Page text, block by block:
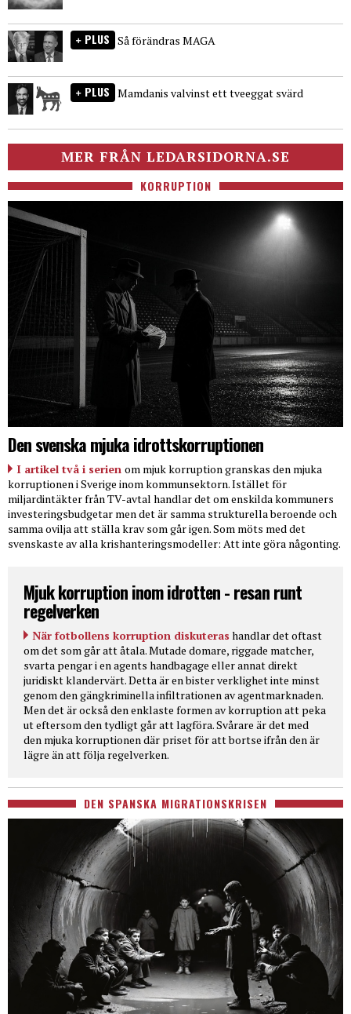
PLUS Så förändras MAGA
PLUS Mamdanis valvinst ett tveeggat svärd
MER FRÅN LEDARSIDORNA.SE
KORRUPTION
Den svenska mjuka idrottskorruptionen
I artikel två i serien om mjuk korruption granskas den mjuka
korruptionen i Sverige inom kommunsektorn. Istället för
miljardintäkter från TV-avtal handlar det om enskilda kommuners
investeringsbudgetar men det är samma strukturella beroende och
samma ovilja att ställa krav som går igen. Som möts med det
svenskaste av alla krishanteringsmodeller: Att inte göra någonting.
Mjuk korruption inom idrotten - resan runt
regelverken
När fotbollens korruption diskuteras handlar det oftast
om det som går att åtala. Mutade domare, riggade matcher,
svarta pengar i en agents handbagage eller annat direkt
juridiskt klandervärt. Detta är en bister verklighet inte minst
genom den gängkriminella infiltrationen av agentmarknaden.
Men det är också den enklaste formen av korruption att peka
ut eftersom den tydligt går att lagföra. Svårare är det med
den mjuka korruptionen där priset för att bortse ifrån den är
lägre än att följa regelverken.
DEN SPANSKA MIGRATIONSKRISEN